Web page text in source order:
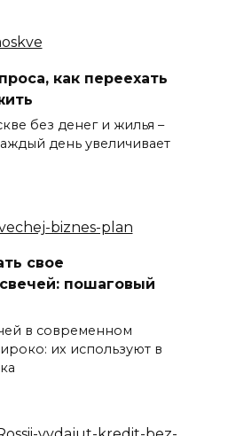
как переехать
без денег и жилья –
день увеличивает
свое
пошаговый
в современном
их используют в